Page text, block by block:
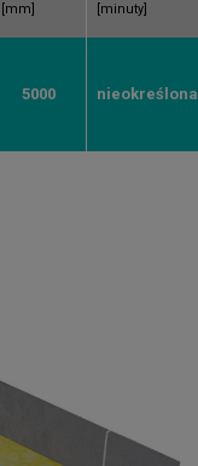
[mm] [minuty]
5000 nieokreślona